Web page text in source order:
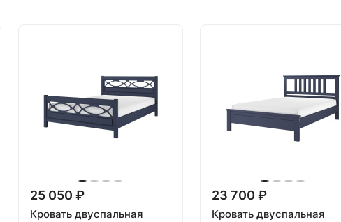
25 050 ₽
Кровать двуспальная
23 700 ₽
Кровать двуспальная